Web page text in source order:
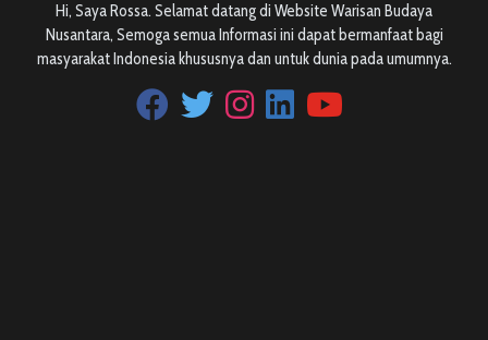
Hi, Saya Rossa. Selamat datang di Website Warisan Budaya
Nusantara, Semoga semua Informasi ini dapat bermanfaat bagi
masyarakat Indonesia khususnya dan untuk dunia pada umumnya.